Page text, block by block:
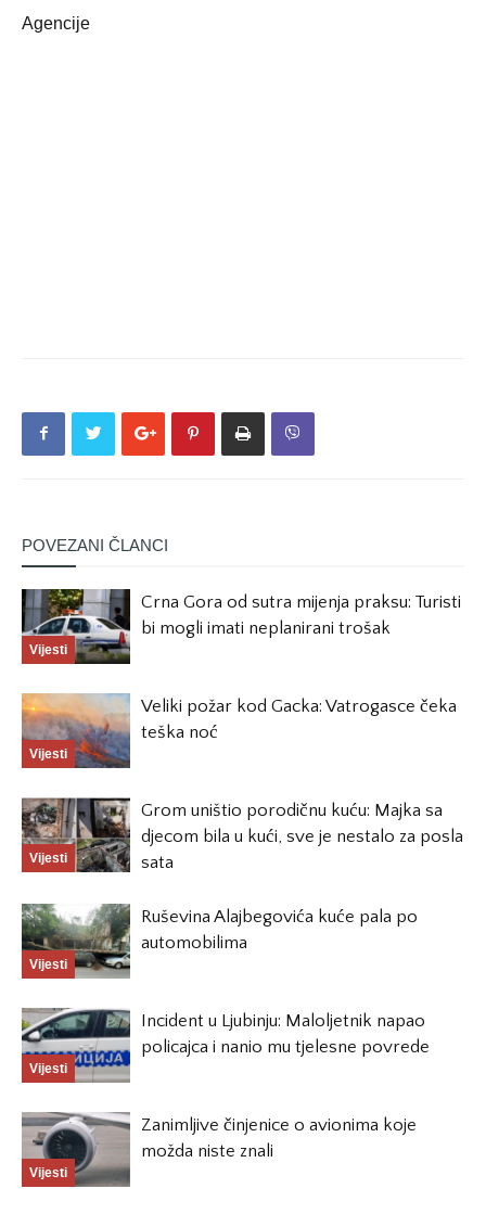
Agencije
POVEZANI ČLANCI
Vijesti
Crna Gora od sutra mijenja praksu: Turisti
bi mogli imati neplanirani trošak
Vijesti
Veliki požar kod Gacka: Vatrogasce čeka
teška noć
Vijesti
Grom uništio porodičnu kuću: Majka sa
djecom bila u kući, sve je nestalo za posla
sata
Vijesti
Ruševina Alajbegovića kuće pala po
automobilima
Vijesti
Incident u Ljubinju: Maloljetnik napao
policajca i nanio mu tjelesne povrede
Vijesti
Zanimljive činjenice o avionima koje
možda niste znali